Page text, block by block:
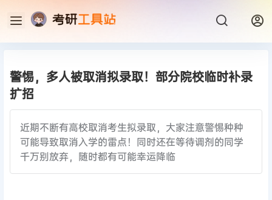
警惕，多人被取消拟录取！部分院校临时补录
扩招
近期不断有高校取消考生拟录取，大家注意警惕种种
可能导致取消入学的雷点！同时还在等待调剂的同学
千万别放弃，随时都有可能幸运降临